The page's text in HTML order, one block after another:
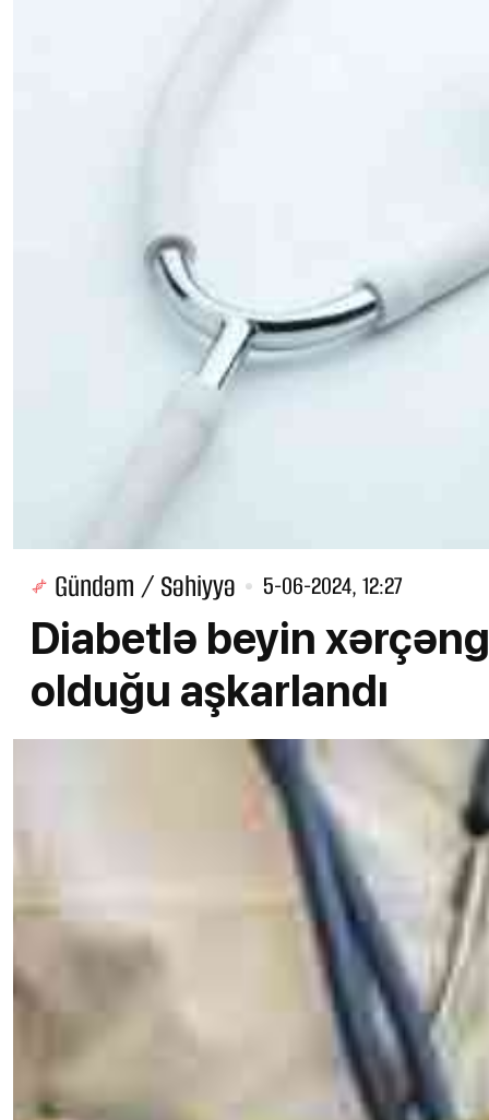
Gündəm / Səhiyyə 5-06-2024, 12:27
Diabetlə beyin
olduğu aşkarlandı